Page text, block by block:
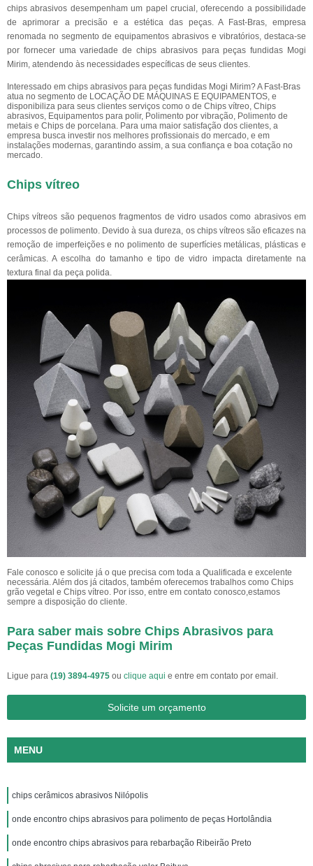
chips abrasivos desempenham um papel crucial, oferecendo a possibilidade
de aprimorar a precisão e a estética das peças. A Fast-Bras, empresa
renomada no segmento de equipamentos abrasivos e vibratórios, destaca-se
por fornecer uma variedade de chips abrasivos para peças fundidas Mogi
Mirim, atendendo às necessidades específicas de seus clientes.
Interessado em chips abrasivos para peças fundidas Mogi Mirim? A Fast-Bras
atua no segmento de LOCAÇÃO DE MÁQUINAS E EQUIPAMENTOS, e
disponibiliza para seus clientes serviços como o de Chips vítreo, Chips
abrasivos, Equipamentos para polir, Polimento por vibração, Polimento de
metais e Chips de porcelana. Para uma maior satisfação dos clientes, a
empresa busca investir nos melhores profissionais do mercado, e em
instalações modernas, garantindo assim, a sua confiança e boa cotação no
mercado.
Chips vítreo
Chips vítreos são pequenos fragmentos de vidro usados como abrasivos em
processos de polimento. Devido à sua dureza, os chips vítreos são eficazes na
remoção de imperfeições e no polimento de superfícies metálicas, plásticas e
cerâmicas. A escolha do tamanho e tipo de vidro impacta diretamente na
textura final da peça polida.
Fale conosco e solicite já o que precisa com toda a Qualificada e excelente
necessária. Além dos já citados, também oferecemos trabalhos como Chips
grão vegetal e Chips vítreo. Por isso, entre em contato conosco,estamos
sempre a disposição do cliente.
Para saber mais sobre Chips Abrasivos para
Peças Fundidas Mogi Mirim
Ligue para (19) 3894-4975 ou clique aqui e entre em contato por email.
Solicite um orçamento
MENU
chips cerâmicos abrasivos Nilópolis
onde encontro chips abrasivos para polimento de peças Hortolândia
onde encontro chips abrasivos para rebarbação Ribeirão Preto